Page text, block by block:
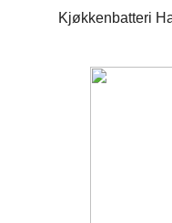
Kjøkkenbatteri